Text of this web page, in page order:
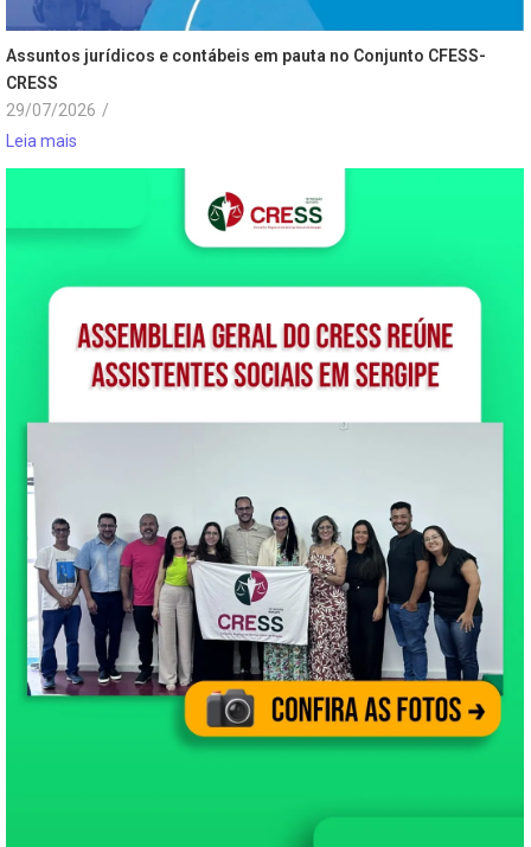
Assuntos jurídicos e contábeis em pauta no Conjunto CFESS-
CRESS
29/07/2026 /
Leia mais